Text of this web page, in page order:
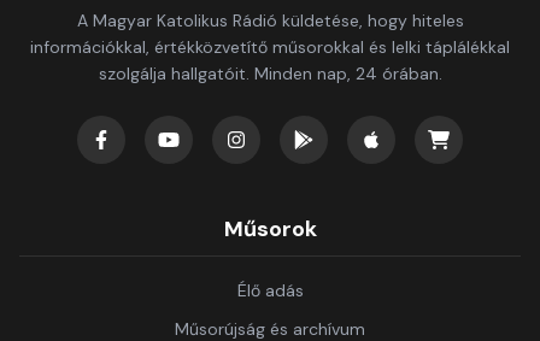
A Magyar Katolikus Rádió küldetése, hogy hiteles
információkkal, értékközvetítő műsorokkal és lelki táplálékkal
szolgálja hallgatóit. Minden nap, 24 órában.
Műsorok
Élő adás
Műsorújság és archívum